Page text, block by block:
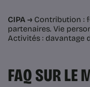
CIPA → Contribution :
partenaires. Vie
Activités : davantage
FAQ SUR LE